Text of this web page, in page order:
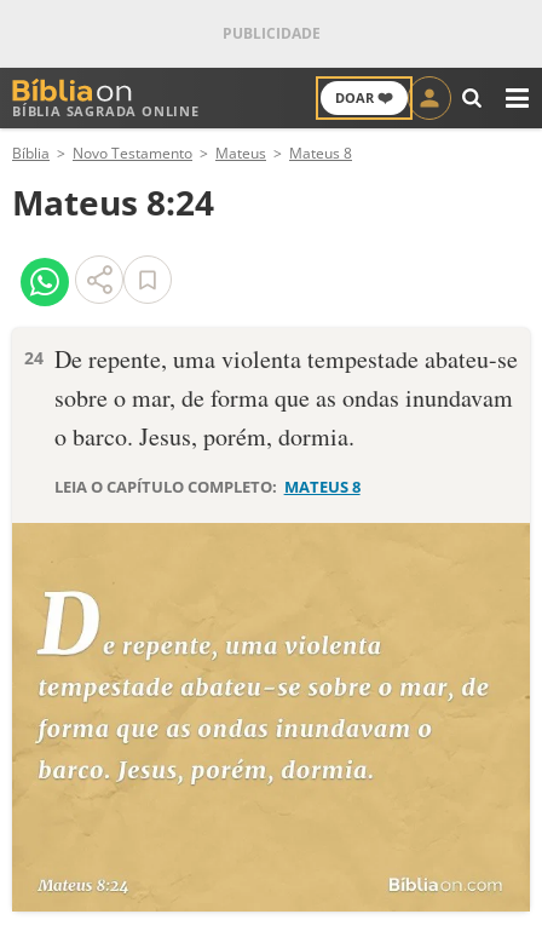
BÍBLIA SAGRADA ONLINE
DOAR ❤️
ANTIGO TESTAMENTO
NOVO TESTAMENTO
VERSÍCULOS
PALAVRA DO DIA
DEVOCIONAL DIÁRIO
10 MANDAMENTOS
ESTUDOS BÍBLICOS
ESBOÇOS DE PREGAÇÃO
TEMAS
PERGUNTE À BÍBLIA
TERMO BÍBLICO
Bíblia Novo Testamento Mateus Mateus 8
Mateus 8:24
24 De repente, uma violenta tempestade abateu-se
sobre o mar, de forma que as ondas inundavam
o barco. Jesus, porém, dormia.
LEIA O CAPÍTULO COMPLETO: MATEUS 8